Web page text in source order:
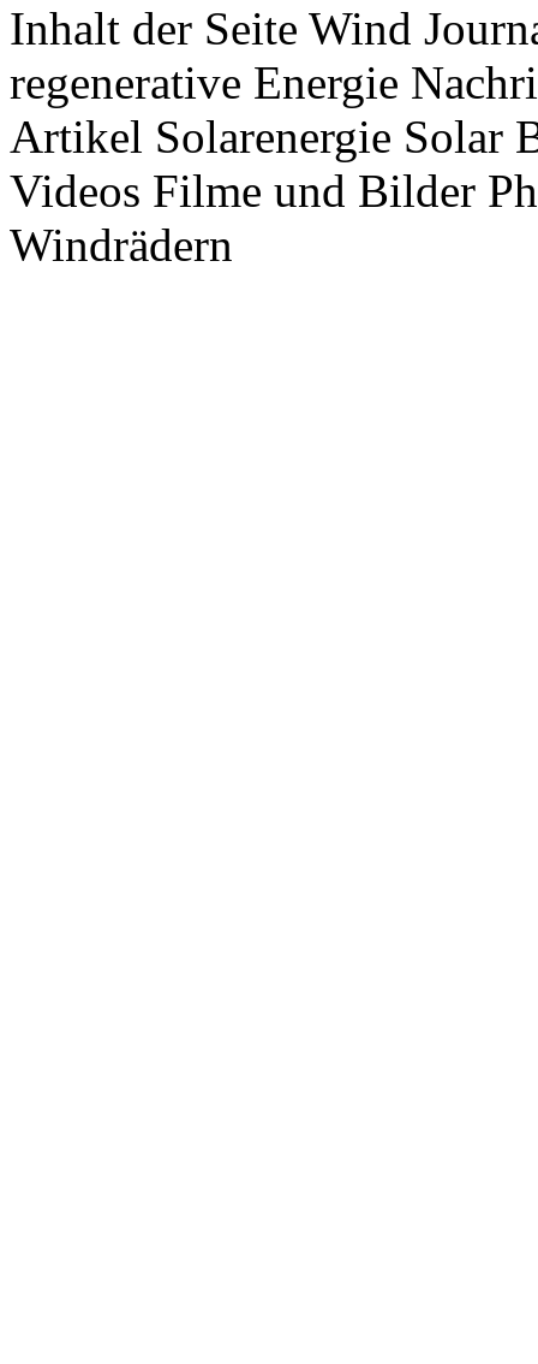
Inhalt der Seite Wind
regenerative Energie
Artikel Solarenergie Solar
Videos Filme und Bilder
Windrädern